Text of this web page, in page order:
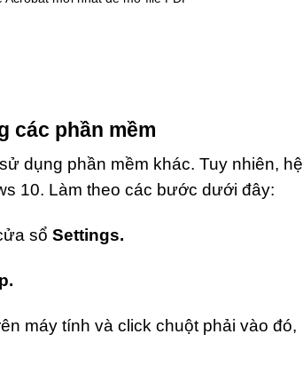
các phần mềm
dụng phần mềm khác. Tuy nhiên, hệ
10. Làm theo các bước dưới đây:
sổ Settings.
máy tính và click chuột phải vào đó,